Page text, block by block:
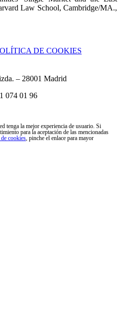
Law School, Cambridge/MA.,
DE COOKIES
– 28001 Madrid
074 01 96
tenga la mejor experiencia de usuario. Si
para la aceptación de las mencionadas
cookies, pinche el enlace para mayor